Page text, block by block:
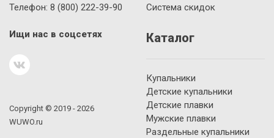
Телефон: 8 (800) 222-39-90
Ищи нас в соцсетях
Copyright © 2019 - 2026
WUWO.ru
Система скидок
Каталог
Купальники
Детские купальники
Детские плавки
Мужские плавки
Раздельные купальники